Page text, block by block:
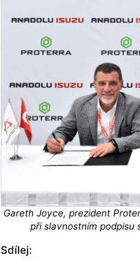
Gareth Joyce, prezident
při slavnostním podpisu
Sdílej: